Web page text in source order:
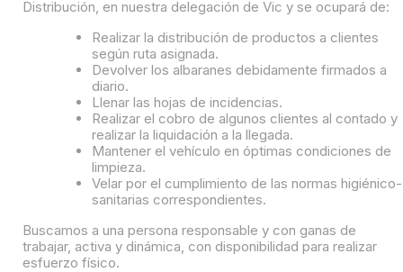
Distribución, en nuestra delegación de Vic y se ocupará de:
Realizar la distribución de productos a clientes
según ruta asignada.
Devolver los albaranes debidamente firmados a
diario.
Llenar las hojas de incidencias.
Realizar el cobro de algunos clientes al contado y
realizar la liquidación a la llegada.
Mantener el vehículo en óptimas condiciones de
limpieza.
Velar por el cumplimiento de las normas higiénico-
sanitarias correspondientes.
Buscamos a una persona responsable y con ganas de
trabajar, activa y dinámica, con disponibilidad para realizar
esfuerzo físico.